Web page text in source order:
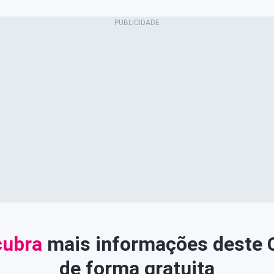
mais informações deste
de forma gratuita